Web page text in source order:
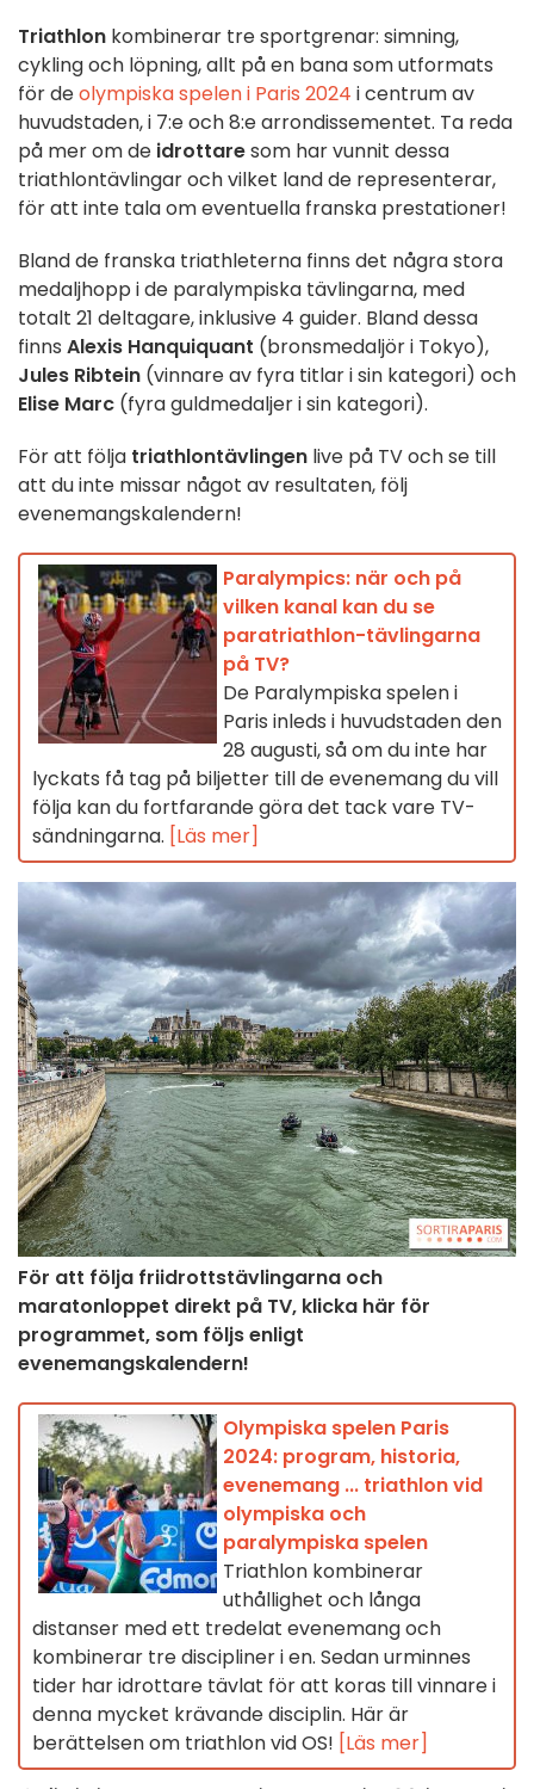
Triathlon kombinerar tre sportgrenar: simning,
cykling och löpning, allt på en bana som utformats
för deolympiska spelen i Paris 2024 i centrum av
huvudstaden, i 7:e och 8:e arrondissementet. Ta reda
på mer om de idrottaresom har vunnit dessa
triathlontävlingar och vilket land de representerar,
för att inte tala om eventuella franska prestationer!
Bland de franska triathleterna finns det några stora
medaljhopp i de paralympiska tävlingarna, med
totalt 21 deltagare, inklusive 4 guider. Bland dessa
finns Alexis Hanquiquant (bronsmedaljör i Tokyo),
Jules Ribtein (vinnare av fyra titlar i sin kategori) och
Elise Marc (fyra guldmedaljer i sin kategori).
För att följa triathlontävlingen live på TV och se till
att du inte missar något av resultaten, följ
evenemangskalendern!
Paralympics: när och på
vilken kanal kan du se
paratriathlon-tävlingarna
på TV?
De Paralympiska spelen i
Paris inleds i huvudstaden den
28 augusti, så om du inte har
lyckats få tag på biljetter till de evenemang du vill
följa kan du fortfarande göra det tack vare TV-
sändningarna. [Läs mer]
För att följa friidrottstävlingarna och
maratonloppet direkt på TV, klicka här för
programmet, som följs enligt
evenemangskalendern!
Olympiska spelen Paris
2024: program, historia,
evenemang ... triathlon vid
olympiska och
paralympiska spelen
Triathlon kombinerar
uthållighet och långa
distanser med ett tredelat evenemang och
kombinerar tre discipliner i en. Sedan urminnes
tider har idrottare tävlat för att koras till vinnare i
denna mycket krävande disciplin. Här är
berättelsen om triathlon vid OS! [Läs mer]